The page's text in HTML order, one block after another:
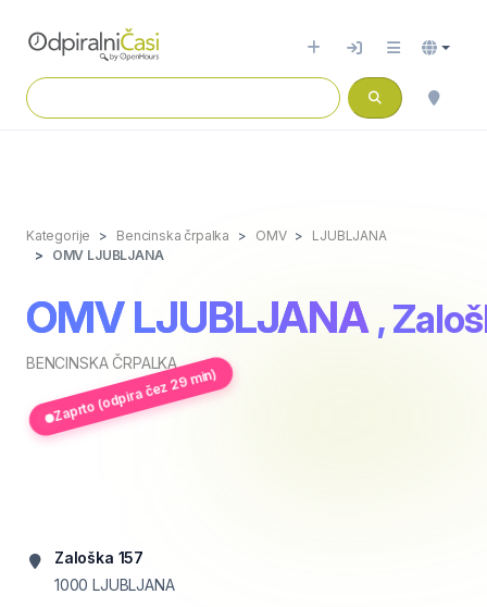
Kategorije Bencinska črpalka OMV
LJUBLJANA
OMV LJUBLJANA
OMV LJUBLJANA ,
BENCINSKA ČRPALKA
Zaprto (odpira čez 29 min)
Zaloška 157
1000 LJUBLJANA